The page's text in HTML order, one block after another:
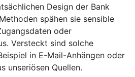
Design der Bank
spähen sie sensible
oder
Versteckt sind solche
in E-Mail-Anhängen oder
unseriösen Quellen.